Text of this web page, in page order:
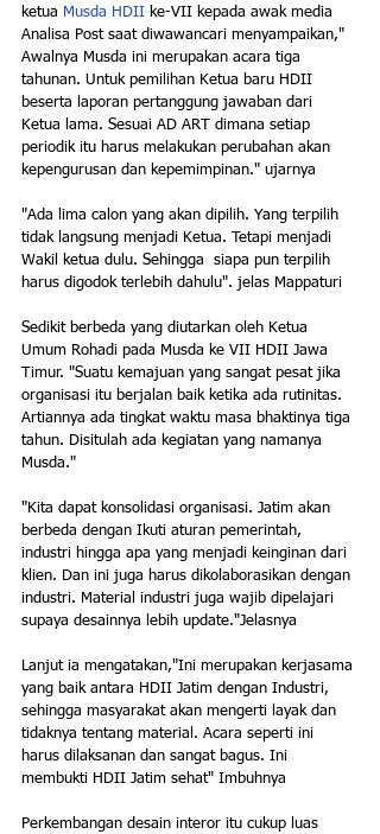
ketua Musda HDII ke-VII kepada awak media
Analisa Post saat diwawancari menyampaikan,"
Awalnya Musda ini merupakan acara tiga
tahunan. Untuk pemilihan Ketua baru HDII
beserta laporan pertanggung jawaban dari
Ketua lama. Sesuai AD ART dimana setiap
periodik itu harus melakukan perubahan akan
kepengurusan dan kepemimpinan." ujarnya
"Ada lima calon yang akan dipilih. Yang terpilih
tidak langsung menjadi Ketua. Tetapi menjadi
Wakil ketua dulu. Sehingga  siapa pun terpilih
harus digodok terlebih dahulu". jelas Mappaturi
Sedikit berbeda yang diutarkan oleh Ketua
Umum Rohadi pada Musda ke VII HDII Jawa
Timur. "Suatu kemajuan yang sangat pesat jika
organisasi itu berjalan baik ketika ada rutinitas.
Artiannya ada tingkat waktu masa bhaktinya tiga
tahun. Disitulah ada kegiatan yang namanya
Musda."
"Kita dapat konsolidasi organisasi. Jatim akan
berbeda dengan Ikuti aturan pemerintah,
industri hingga apa yang menjadi keinginan dari
klien. Dan ini juga harus dikolaborasikan dengan
industri. Material industri juga wajib dipelajari
supaya desainnya lebih update."Jelasnya
Lanjut ia mengatakan,"Ini merupakan kerjasama
yang baik antara HDII Jatim dengan Industri,
sehingga masyarakat akan mengerti layak dan
tidaknya tentang material. Acara seperti ini
harus dilaksanan dan sangat bagus. Ini
membukti HDII Jatim sehat" Imbuhnya
Perkembangan desain interor itu cukup luas